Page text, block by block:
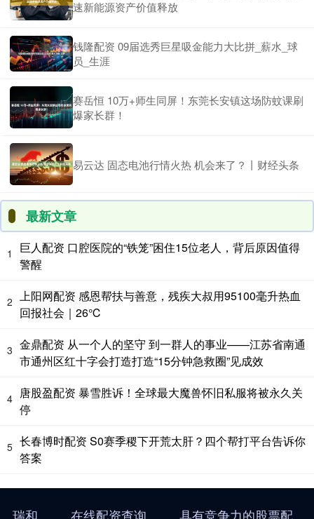
速新能源资产价值释放
钱隆配资 09届选秀巨星吸金能力大比拼_薪水_球
员_生涯
赛岳恒 10万+师生同屏！东莞长安镇这场防蚊课刷
爆家长群！
易云达 固态电池行情火热 机会来了？丨财经头条
最新文章
1
巨人配资 口腔医院的“铁笼”困住15位老人，背后原因值得
警醒
2 上阳网配资 感恩帮扶与善意，残疾大叔用95100毫升热血
回报社会｜26℃
3 金鼎配资 从一个人的坚守 到一群人的事业——江苏省南通
市通州区红十字会打造打造“15分钟急救圈”见成效
4 唐股盈配资 暴雪胜诉！全球最大魔兽怀旧私服将被永久关
停
5 长春博时配资 S0赛季稷下开荒太肝？四个帮打平台告诉你
答案
瑞和 在线配资查询 具有竞争力的股票配